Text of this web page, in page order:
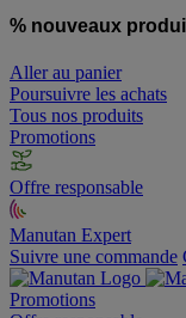
% nouveaux
Aller au panier
Poursuivre les achats
Tous nos produits
Promotions
Offre responsable
Manutan Expert
Suivre une commande
Promotions